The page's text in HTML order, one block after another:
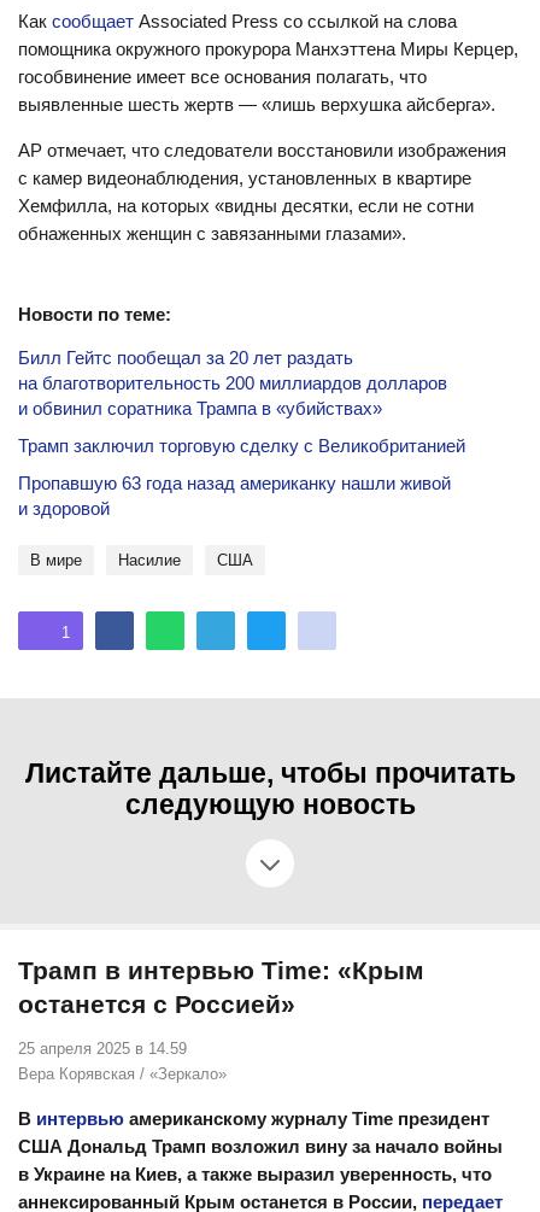
Как сообщает Associated Press со ссылкой на слова
помощника окружного прокурора Манхэттена Миры Керцер,
гособвинение имеет все основания полагать, что
выявленные шесть жертв — «лишь верхушка айсберга».
AP отмечает, что следователи восстановили изображения
с камер видеонаблюдения, установленных в квартире
Хемфилла, на которых «видны десятки, если не сотни
обнаженных женщин с завязанными глазами».
Новости по теме:
Билл Гейтс пообещал за 20 лет раздать
на благотворительность 200 миллиардов долларов
и обвинил соратника Трампа в «убийствах»
Трамп заключил торговую сделку с Великобританией
Пропавшую 63 года назад американку нашли живой
и здоровой
В мире насилие США
1
Листайте дальше, чтобы прочитать
следующую новость